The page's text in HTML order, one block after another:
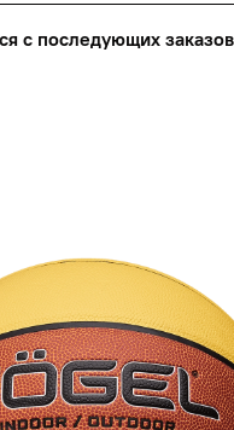
зависит от стоимости
сумма всех заказов за 6
рублей.
всех заказов за 6
80.000 рублей
всех заказов за 6
с последующих